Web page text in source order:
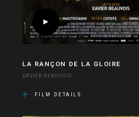
LA RANÇON DE LA GLOIRE
XAVIER BEAUVOIS
FILM DETAILS